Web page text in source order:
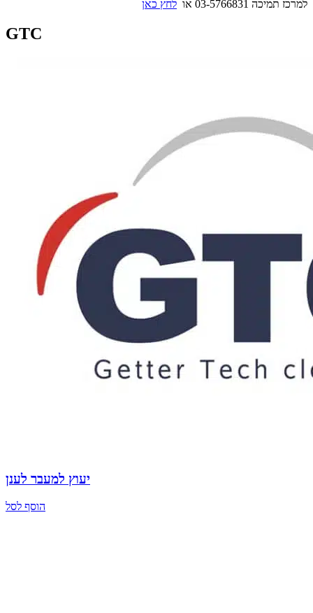
למרכז תמיכה 03-5766831 או לחץ כאן
GTC
יעוץ למעבר לענן
הוסף לסל